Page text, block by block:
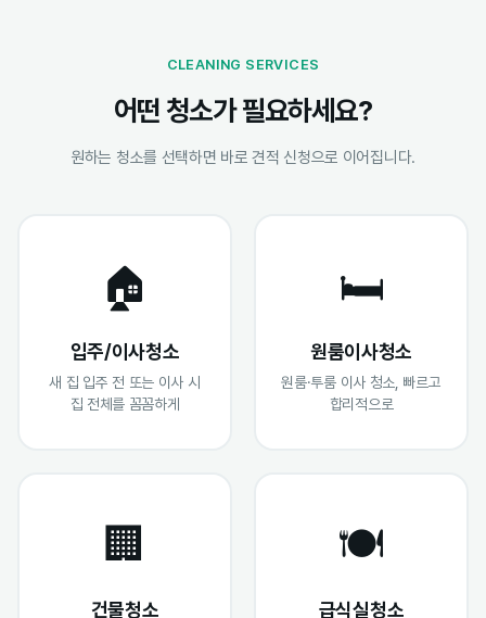
CLEANING SERVICES
어떤 청소가 필요하세요?
원하는 청소를 선택하면 바로 견적 신청으로 이어집니다.
🏠
입주/이사청소
새 집 입주 전 또는 이사 시
집 전체를 꼼꼼하게
🛏️
원룸이사청소
원룸·투룸 이사 청소, 빠르고
합리적으로
🏢
건물청소
🍽️
급식실청소